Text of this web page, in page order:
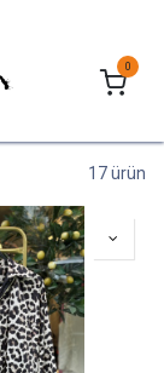
0
17 ürün